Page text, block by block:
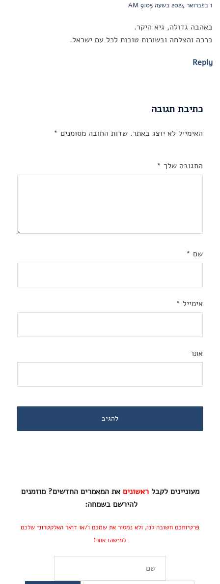
1 בפברואר 2024 בשעה 9:05 AM
באהבה גדולה, גיא היקר.
ברכה והצלחה ובשורות טובות לכל עם ישראל.
Reply
כתיבת תגובה
האימייל לא יוצג באתר. שדות החובה מסומנים *
התגובה שלך *
שם *
אימייל *
אתר
מעוניינים לקבלראשונים את המאמרים החדשים? מוזמנים
להירשם בשמחה:
פרטיותכם חשובה לנו, ולא נמסור את שמכם ו/או דואר האלקטרוני שלכם
למישהו אחר!